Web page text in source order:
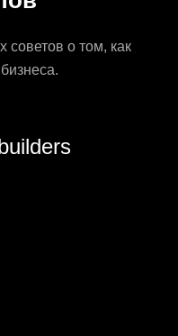
советов о том, как